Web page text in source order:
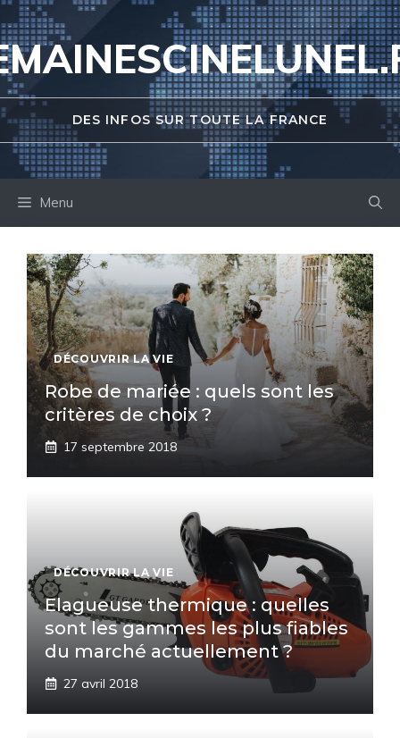
Aller
au
contenu
DES INFOS SUR TOUTE LA FRANCE
Menu
DÉCOUVRIR LA VIE
Robe de mariée : quels sont les
critères de choix ?
17 septembre 2018
DÉCOUVRIR LA VIE
Elagueuse thermique : quelles
sont les gammes les plus fiables
du marché actuellement ?
27 avril 2018